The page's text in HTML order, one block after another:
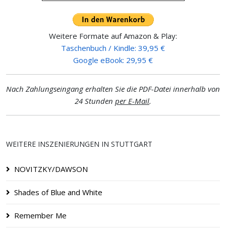
Weitere Formate auf Amazon & Play:
Taschenbuch / Kindle: 39,95 €
Google eBook: 29,95 €
Nach Zahlungseingang erhalten Sie die PDF-Datei innerhalb von
24 Stunden per E-Mail.
WEITERE INSZENIERUNGEN IN STUTTGART
NOVITZKY/DAWSON
Shades of Blue and White
Remember Me